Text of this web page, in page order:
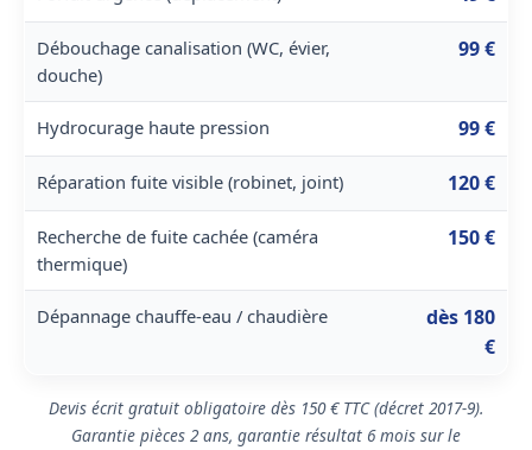
Débouchage canalisation (WC, évier,
douche)
99 €
Hydrocurage haute pression 99 €
Réparation fuite visible (robinet, joint) 120 €
Recherche de fuite cachée (caméra
thermique)
150 €
Dépannage chauffe-eau / chaudière
dès 180
€
Devis écrit gratuit obligatoire dès 150 € TTC (décret 2017-9).
Garantie pièces 2 ans, garantie résultat 6 mois sur le